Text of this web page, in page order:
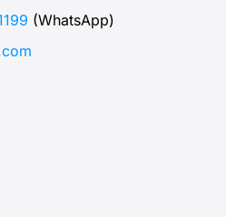
(WhatsApp)